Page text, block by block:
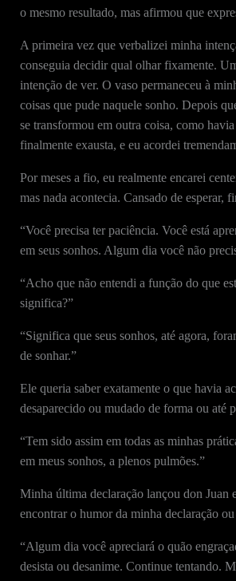
o mesmo resultado, mas afirmou que
A primeira vez que verbalizei minha
conseguia decidir qual olhar fixamente.
intenção de ver. O vaso permaneceu à
coisas que pude naquele sonho. Depois
se transformou em outra coisa, como
finalmente exausta, e eu acordei
Por meses a fio, eu realmente encarei
mas nada acontecia. Cansado de esperar,
“Você precisa ter paciência. Você está
em seus sonhos. Algum dia você não
“Acho que não entendi a função do que
significa?”
“Significa que seus sonhos, até agora,
de sonhar.”
Ele queria saber exatamente o que havia
desaparecido ou mudado de forma ou até
“Tem sido assim em todas as minhas
em meus sonhos, a plenos pulmões.”
Minha última declaração lançou don Juan
encontrar o humor da minha declaração ou
“Algum dia você apreciará o quão
desista ou desanime. Continue tentando.